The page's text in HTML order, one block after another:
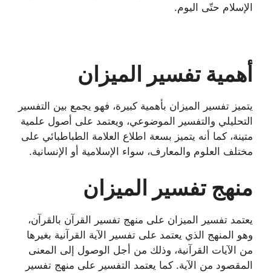
الإسلام حتّى اليوم.
أهمية تفسير الميزان
يتميز تفسير الميزان بأهمية كبيرة، فهو يجمع بين التفسير
التحليلي والتفسير الموضوعي، ويعتمد على أصول علمية
متينة، كما أنه يتميز بسعة اطلاع العلامة الطباطبائي على
مختلف العلوم والمعارف، سواء الإسلامية أو الإنسانية.
منهج تفسير الميزان
يعتمد تفسير الميزان على منهج تفسير القرآن بالقرآن،
وهو المنهج الذي يعتمد على تفسير الآية القرآنية بغيرها
من الآيات القرآنية، وذلك من أجل الوصول إلى المعنى
المقصود من الآية. كما يعتمد التفسير على منهج تفسير